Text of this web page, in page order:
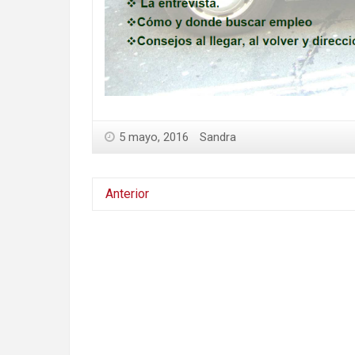
5 mayo, 2016 Sandra
Anterior